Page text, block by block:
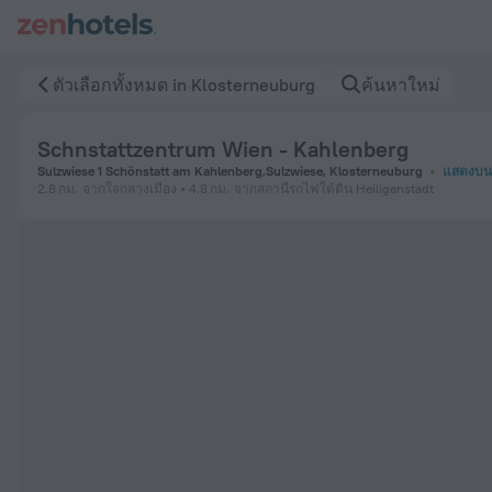
ตัวเลือกทั้งหมด in Klosterneuburg ค้นหาใหม่
Schnstattzentrum Wien - Kahlenberg
Sulzwiese 1 Schönstatt am Kahlenberg,Sulzwiese, Klosterneuburg
แสดงบ
2.8 กม.
จากใจกลางเมือง 4.8 กม. จากสถานีรถไฟใต้ดิน Heiligenstadt
Schnstattzentrum Wien - Kahlenberg in Klosterneuburg — จอ